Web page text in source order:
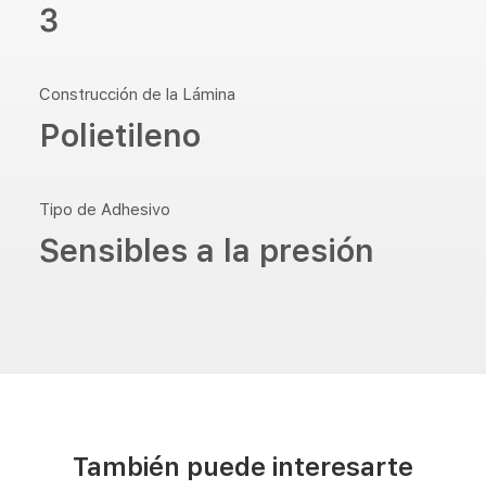
3
Construcción de la Lámina
Polietileno
Tipo de Adhesivo
Sensibles a la presión
También puede interesarte